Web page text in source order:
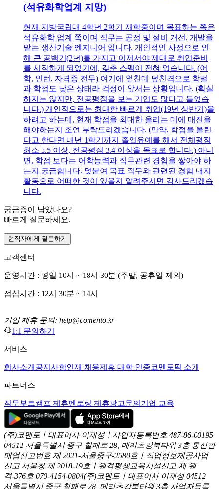
(석유화학업계 지망)
현재 지방국립대 4학년 2학기 재학중이며 목표하는 쪽은
석유화학 업계 쪽이며 직무는 공정 및 설비 개선, 개발을
맡는 생산기술 엔지니어 입니다. 개인적인 사정으로 인
해 큰 공백기(2년)를 가지고 이제서야 제대로 취업준비
를 시작하게 되었기에, 갖춘 스펙이 전혀 없습니다. (어
학, 인턴, 자격증 전무) 여기에 엎친데 덮친격으로 학벌
과 학점도 낮은 상태라 걱정이 앞서는 상황입니다. (확실
하지는 않지만, 전공평점을 보는 기업도 많다고 들었습
니다.) 개인적으로는 최대한 빠르게 취업(19년 상반기)을
하려고 하는데, 현재 학점을 최대한 올리는 데에 매진을
해야하는지 조언 부탁드리겠습니다. (만약, 학점을 올린
다고 한다면 내년 1학기까지 졸업유예를 해서 전체평점
최소 3.5 이상, 전공평점 3.4 이상을 목표로 합니다.) 아니
면, 학점 보다는 어학능력과 직무관련 경험을 쌓아야 하
는지 궁금합니다. 덧붙여 목표 직무와 관련된 경험 내지
활동으로 어떠한 것이 있을지 알려주시면 감사드리겠습
니다.
궁금증이 남았나요?
빠르게 질문하세요.
현직자에게 질문하기
고객센터
운영시간 : 평일 10시 ~ 18시 30분 (주말, 공휴일 제외)
점심시간 : 12시 30분 ~ 14시
기업 제휴 문의: help@comento.kr
1:1 문의하기
서비스
회사소개 공지사항인재 채용제휴 대학 인증코멘토픽 소개
파트너스
직무부트캠프 제휴멘토링 제휴광고문의 기업 교육
(주)코멘토ㅣ대표이사 이재성ㅣ사업자등록번호 487-86-00195
04512 서울특별시 중구 칠패로 28, 메리츠강북타워 3층 통신판
매업신고번호 제 2021-서울중구-2580호ㅣ직업정보제공사업
신고 서울청 제 2018-19호ㅣ원격평생교육시설신고 제 원
격-376호 070-4154-0804(주)코멘토ㅣ대표이사 이재성 04512
서울특별시 중구 칠패로 28, 메리츠강북타워 3층 사업자등록